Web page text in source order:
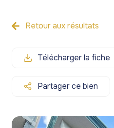
ventes
Maisons
Appartements
Bureaux et
Maisons
Appartements
Bureaux et
agence
Retour aux résultats
Télécharger la fiche
Partager ce bien